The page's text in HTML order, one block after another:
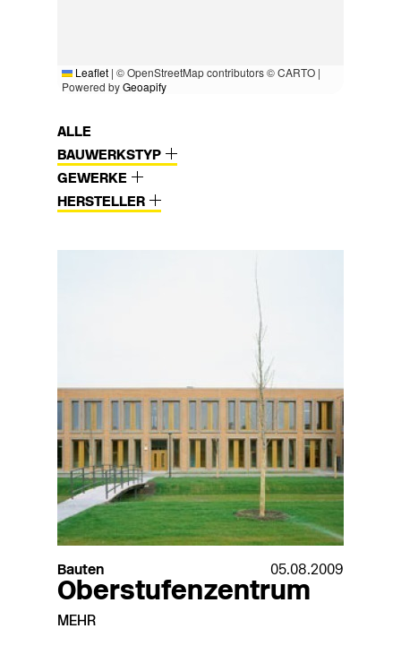
Leaflet | © OpenStreetMap contributors © CARTO |
Powered byGeoapify
ALLE
BAUWERKSTYP
GEWERKE
HERSTELLER
Bauten 05.08.2009
Oberstufenzentrum
MEHR